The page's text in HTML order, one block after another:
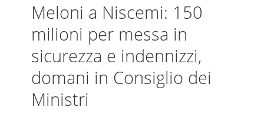
Meloni a Niscemi: 150
milioni per messa in
sicurezza e indennizzi,
domani in Consiglio dei
Ministri